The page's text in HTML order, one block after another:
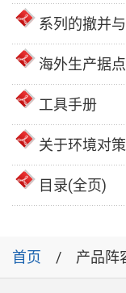
系列的撤并
海外生产据点
工具手册
关于环境对策
目录(全页)
首页 产品阵